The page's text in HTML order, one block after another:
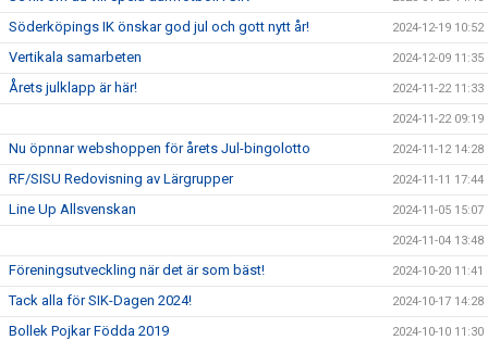
Söderköpings IK önskar god jul och gott nytt år! 2024-12-19 10:52
Vertikala samarbeten 2024-12-09 11:35
Årets julklapp är här! 2024-11-22 11:33
2024-11-22 09:19
Nu öpnnar webshoppen för årets Jul-bingolotto 2024-11-12 14:28
RF/SISU Redovisning av Lärgrupper 2024-11-11 17:44
Line Up Allsvenskan 2024-11-05 15:07
2024-11-04 13:48
Föreningsutveckling när det är som bäst! 2024-10-20 11:41
Tack alla för SIK-Dagen 2024! 2024-10-17 14:28
Bollek Pojkar Födda 2019 2024-10-10 11:30